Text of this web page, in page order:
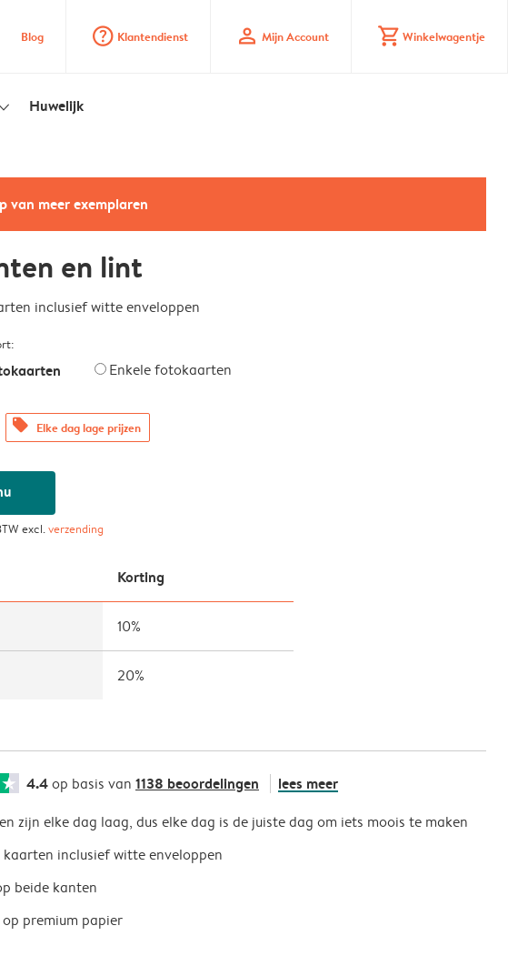
Blog question_mark_circle Klantendienst profile Mijn Account shopping_cart Winkelwagentje
Huwelijk
van meer exemplaren
en lint
inclusief witte enveloppen
Enkele fotokaarten
offers Elke dag lage prijzen
excl.verzending
Korting
10%
20%
4.4op basis van 1138 beoordelingen lees meer
zijn elke dag laag, dus elke dag is de juiste dag om iets moois te maken
kaarten inclusief witte enveloppen
beide kanten
premium papier